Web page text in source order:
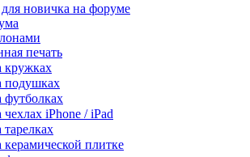
новичка на форуме
печать
iPhone / iPad
плитке